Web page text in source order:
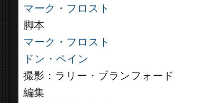
マーク・フロスト
脚本
マーク・フロスト
ドン・ペイン
撮影：ラリー・ブランフォード
編集